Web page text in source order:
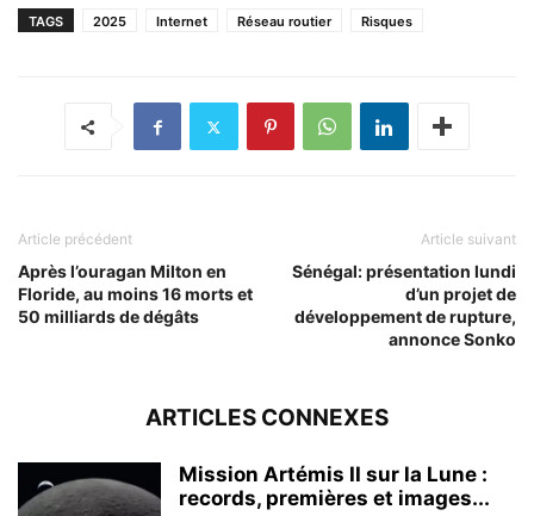
TAGS 2025 Internet Réseau routier Risques
Article précédent
Après l’ouragan Milton en
Floride, au moins 16 morts et
50 milliards de dégâts
Article suivant
Sénégal: présentation lundi
d’un projet de
développement de rupture,
annonce Sonko
ARTICLES CONNEXES
Mission Artémis II sur la Lune :
records, premières et images...